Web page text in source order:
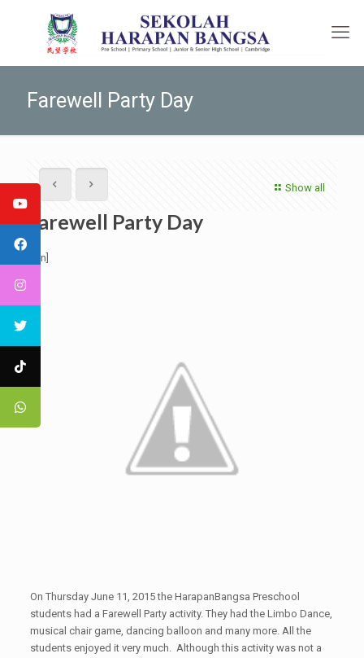
Farewell Party Day
Show all
Farewell Party Day
[:en]
On Thursday June 11, 2015 the HarapanBangsa Preschool
students had a Farewell Party activity. They had the Limbo Dance,
musical chair game, dancing balloon and many more. All the
students enjoyed it very much. Although this activity was not a